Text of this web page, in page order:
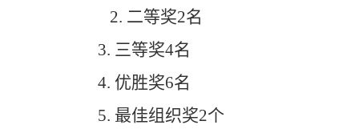
2. 二等奖2名
3. 三等奖4名
4. 优胜奖6名
5. 最佳组织奖2个